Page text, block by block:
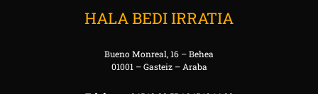
HALA BEDI IRRATIA
Bueno Monreal, 16 – Behea
01001 – Gasteiz – Araba